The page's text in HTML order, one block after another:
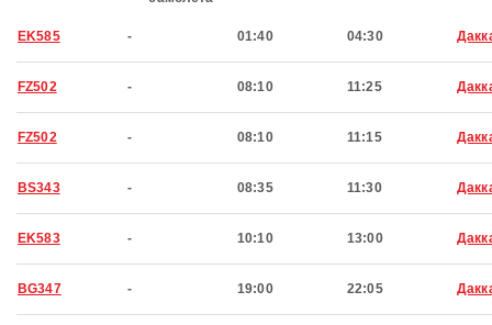
EK585 - 01:40 04:30
FZ502 - 08:10 11:25
FZ502 - 08:10 11:15
BS343 - 08:35 11:30
EK583 - 10:10 13:00
BG347 - 19:00 22:05